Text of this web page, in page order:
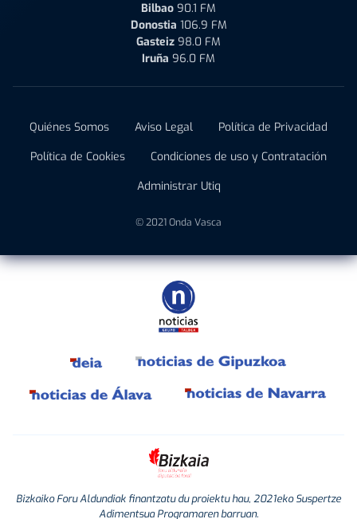
Bilbao 90.1 FM
Donostia 106.9 FM
Gasteiz 98.0 FM
Iruña 96.0 FM
Quiénes Somos Aviso Legal
Política de Privacidad
Política de Cookies
Condiciones de uso y Contratación
Administrar Utiq
© 2021 Onda Vasca
Bizkaiko Foru Aldundiak finantzatu du proiektu hau, 2021eko Suspertze
Adimentsua Programaren barruan.